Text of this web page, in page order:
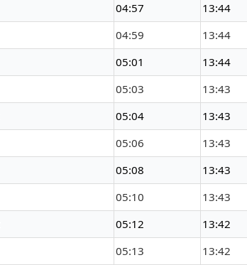
04:57 13:44
04:59 13:44
05:01 13:44
05:03 13:43
05:04 13:43
05:06 13:43
05:08 13:43
05:10 13:43
05:12 13:42
05:13 13:42